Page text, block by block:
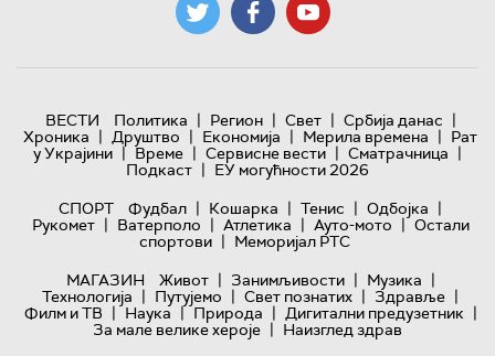
ВЕСТИ Политика | Регион | Свет | Србија данас |
Хроника | Друштво | Економија | Мерила времена | Рат
у Украјини | Време | Сервисне вести | Сматрачница |
Подкаст | ЕУ могућности 2026
СПОРТ
Фудбал | Кошарка | Тенис | Одбојка |
Рукомет | Ватерполо | Атлетика | Ауто-мото | Остали
спортови | Меморијал РТС
МАГАЗИН
Живот | Занимљивости | Музика |
Технологијa | Путујемо | Свет познатих | Здравље |
Филм и ТВ | Наука | Природа | Дигитални предузетник |
За мале велике хероје | Наизглед здрав